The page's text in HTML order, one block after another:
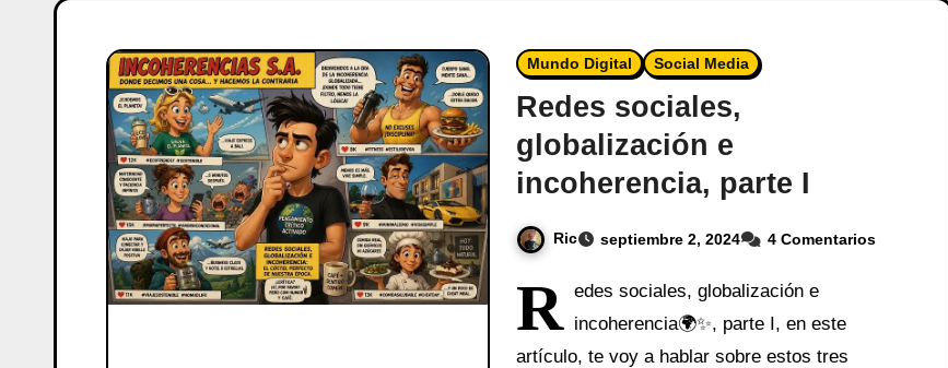
Mundo Digital Social Media
Redes sociales,
globalización e
incoherencia, parte I
Ric septiembre 2, 2024 4 Comentarios
R edes sociales, globalización e
incoherencia🌍✨, parte I, en este
artículo, te voy a hablar sobre estos tres